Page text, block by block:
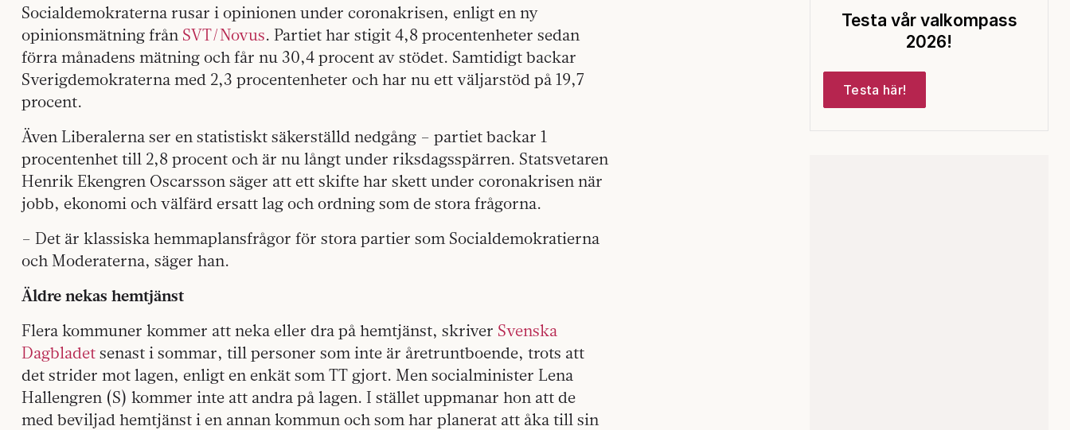
Socialdemokraterna rusar i opinionen under coronakrisen, enligt en ny
opinionsmätning från SVT/Novus. Partiet har stigit 4,8 procentenheter sedan
förra månadens mätning och får nu 30,4 procent av stödet. Samtidigt backar
Sverigdemokraterna med 2,3 procentenheter och har nu ett väljarstöd på 19,7
procent.
Även Liberalerna ser en statistiskt säkerställd nedgång – partiet backar 1
procentenhet till 2,8 procent och är nu långt under riksdagsspärren. Statsvetaren
Henrik Ekengren Oscarsson säger att ett skifte har skett under coronakrisen när
jobb, ekonomi och välfärd ersatt lag och ordning som de stora frågorna.
– Det är klassiska hemmaplansfrågor för stora partier som Socialdemokratierna
och Moderaterna, säger han.
Äldre nekas hemtjänst
Flera kommuner kommer att neka eller dra på hemtjänst, skriver Svenska
Dagbladet senast i sommar, till personer som inte är åretruntboende, trots att
det strider mot lagen, enligt en enkät som TT gjort. Men socialminister Lena
Hallengren (S) kommer inte att andra på lagen. I stället uppmanar hon att de
med beviljad hemtjänst i en annan kommun och som har planerat att åka till sin
Testa vår valkompass
2026!
Testa här!